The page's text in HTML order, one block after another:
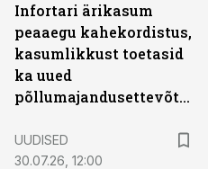
Infortari ärikasum
peaaegu kahekordistus,
kasumlikkust toetasid
ka uued
põllumajandusettevõtted
UUDISED
30.07.26, 12:00